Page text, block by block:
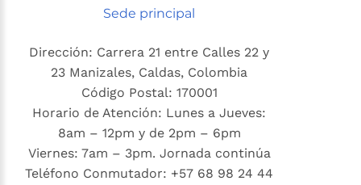
Sede principal
Dirección: Carrera 21 entre Calles 22 y
23 Manizales, Caldas, Colombia
Código Postal: 170001
Horario de Atención: Lunes a Jueves:
8am – 12pm y de 2pm – 6pm
Viernes: 7am – 3pm. Jornada continúa
Teléfono Conmutador: +57 68 98 24 44